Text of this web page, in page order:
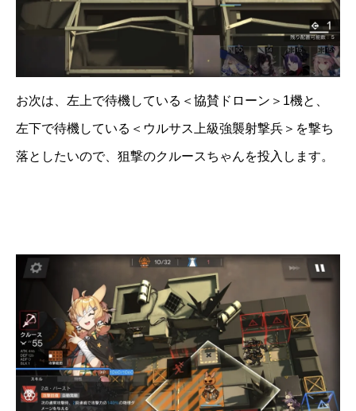
お次は、左上で待機している＜協賛ドローン＞1機と、
左下で待機している＜ウルサス上級強襲射撃兵＞を撃ち
落としたいので、狙撃のクルースちゃんを投入します。